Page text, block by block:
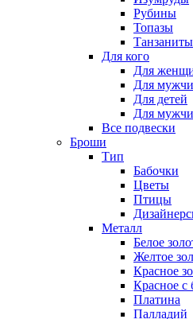
Рубины
Топазы
Танзаниты
Для кого
Для
Для
Для детей
Для
Все подвески
Броши
Тип
Бабочки
Цветы
Птицы
Металл
Белое
Желтое
Красное
Красное с
Платина
Палладий